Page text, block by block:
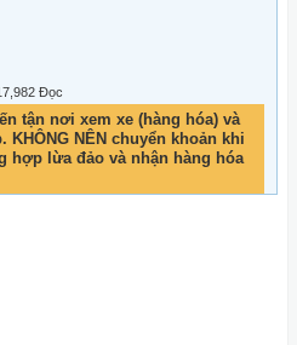
Đọc
tận nơi xem xe (hàng hóa) và
NÊN chuyển khoản khi
hợp lừa đảo và nhận hàng hóa